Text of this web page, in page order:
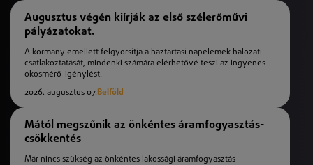
Augusztus végén kiírják az első szélerőművi
pályázatokat.
A kormány emellett felgyorsítja a háztartási napelemek hálózati
csatlakoztatását, mindenki számára elérhetővé teszi az ingyenes
okosmérő-igénylést.
2026. augusztus 07.Belföld
Mától megszűnik az önkéntes áramfogyasztás-
csökkentés
Már nincs szükség az önkéntes lakossági áramfogyasztás-